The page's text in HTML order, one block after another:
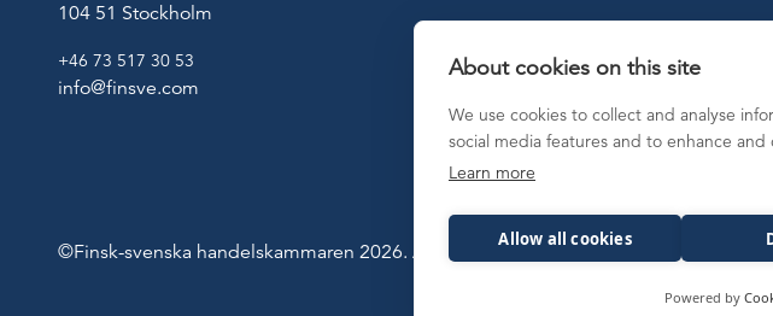
104 51 Stockholm
+46 73 517 30 53
info@finsve.com
©Finsk-svenska handelskammaren 2026. Alla rättigheter förbehålls.
About cookies on this site
We use cookies to collect and analyse
social media features and to enhance
Learn more
Allow all cookies
Powered by